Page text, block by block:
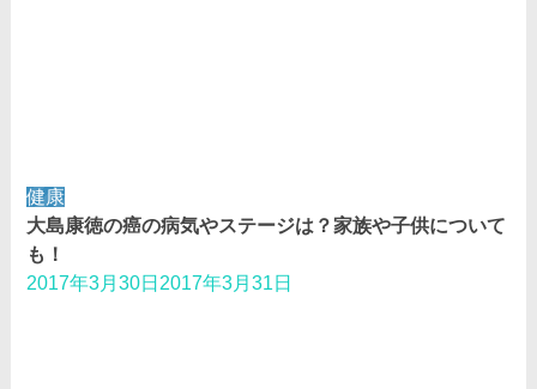
健康
大島康徳の癌の病気やステージは？家族や子供について
も！
2017年3月30日 2017年3月31日